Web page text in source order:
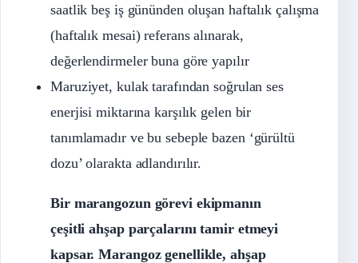
saatlik beş iş gününden oluşan haftalık çalışma
(haftalık mesai) referans alınarak,
değerlendirmeler buna göre yapılır
Maruziyet, kulak tarafından soğrulan ses
enerjisi miktarına karşılık gelen bir
tanımlamadır ve bu sebeple bazen ‘gürültü
dozu’ olarakta adlandırılır.
Bir marangozun görevi ekipmanın
çeşitli ahşap parçalarını tamir etmeyi
kapsar. Marangoz genellikle, ahşap